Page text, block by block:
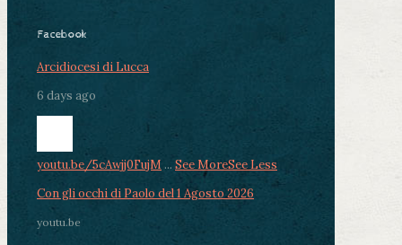
Facebook
Arcidiocesi di Lucca
6 days ago
youtu.be/5cAwjj0FujM ... See MoreSee Less
Con gli occhi di Paolo del 1 Agosto 2026
youtu.be